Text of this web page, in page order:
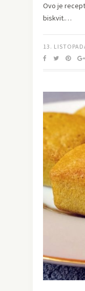
Ovo je
biskvit.…
13.